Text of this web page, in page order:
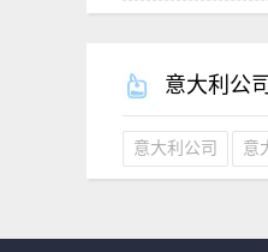
意大利公
意大利公司 意